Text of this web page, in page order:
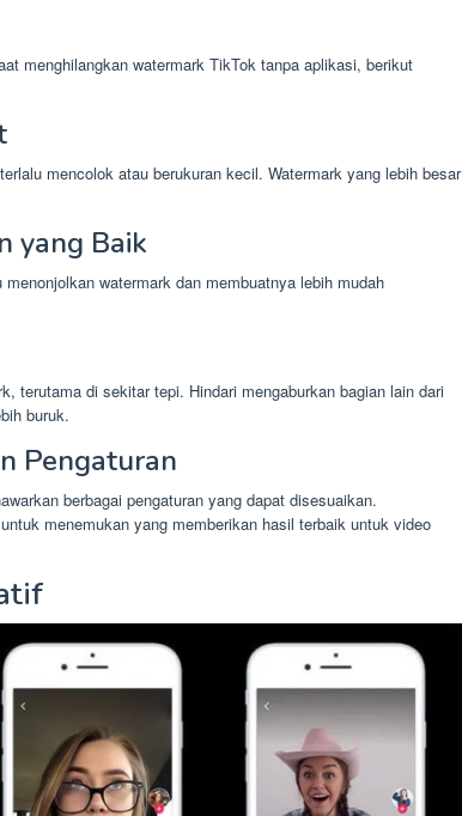
menghilangkan watermark TikTok tanpa aplikasi, berikut
mencolok atau berukuran kecil. Watermark yang lebih besar
yang Baik
watermark dan membuatnya lebih mudah
terutama di sekitar tepi. Hindari mengaburkan bagian lain dari
buruk.
Pengaturan
berbagai pengaturan yang dapat disesuaikan.
menemukan yang memberikan hasil terbaik untuk video